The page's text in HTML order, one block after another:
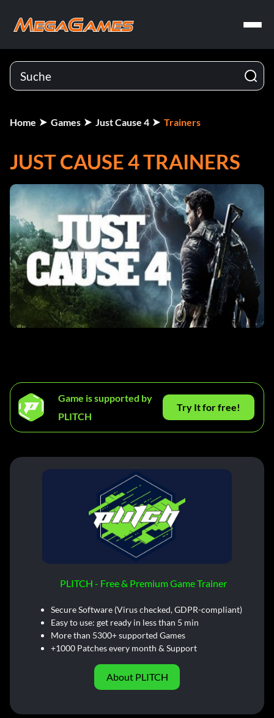
Home Games Just Cause 4 Trainers
JUST CAUSE 4 TRAINERS
Game is supported by
PLITCH
Try It for free!
PLITCH - Free & Premium Game Trainer
Secure Software (Virus checked, GDPR-compliant)
Easy to use: get ready in less than 5 min
More than 5300+ supported Games
+1000 Patches every month & Support
About PLITCH